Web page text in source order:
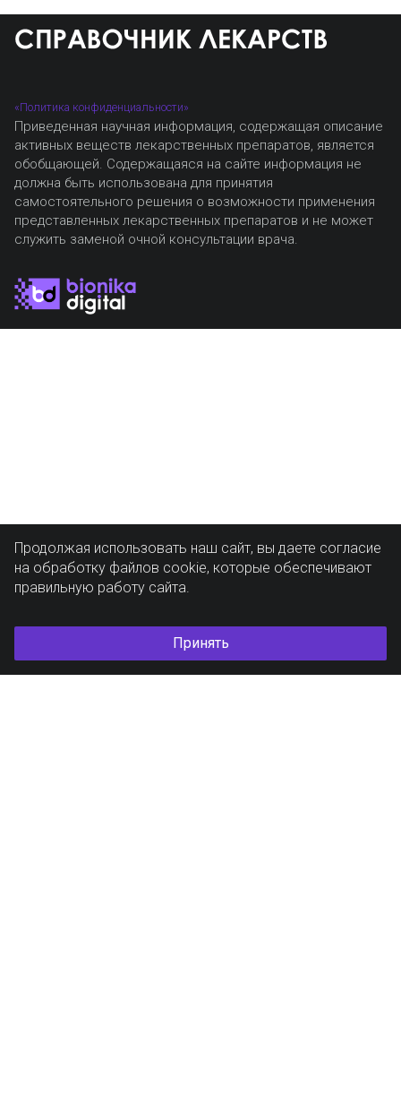
«Политика конфиденциальности»
Приведенная научная информация, содержащая описание
активных веществ лекарственных препаратов, является
обобщающей. Содержащаяся на сайте информация не
должна быть использована для принятия
самостоятельного решения о возможности применения
представленных лекарственных препаратов и не может
служить заменой очной консультации врача.
Продолжая использовать наш сайт, вы даете согласие
на обработку файлов cookie, которые обеспечивают
правильную работу сайта.
Принять